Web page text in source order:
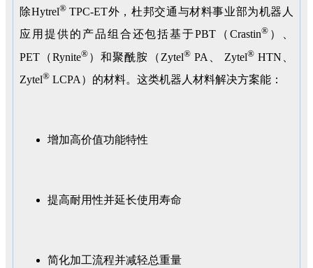
除Hytrel®TPC-ET外，杜邦交通与材料事业部为机器人
应用提供的产品组合还包括基于PBT（Crastin® ）、
PET（Rynite® ）和聚酰胺（Zytel®PA、 Zytel®HTN、
Zytel® LCPA）的材料。这类机器人材料解决方案能：
增加高价值功能特性
提高耐用性并延长使用寿命
简化加工流程并减轻总重量